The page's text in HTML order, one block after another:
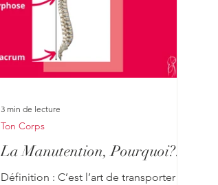
La Manutention, Pourquoi??
Définition : C’est l’art de transporter
Ton Corps
3 min de lecture